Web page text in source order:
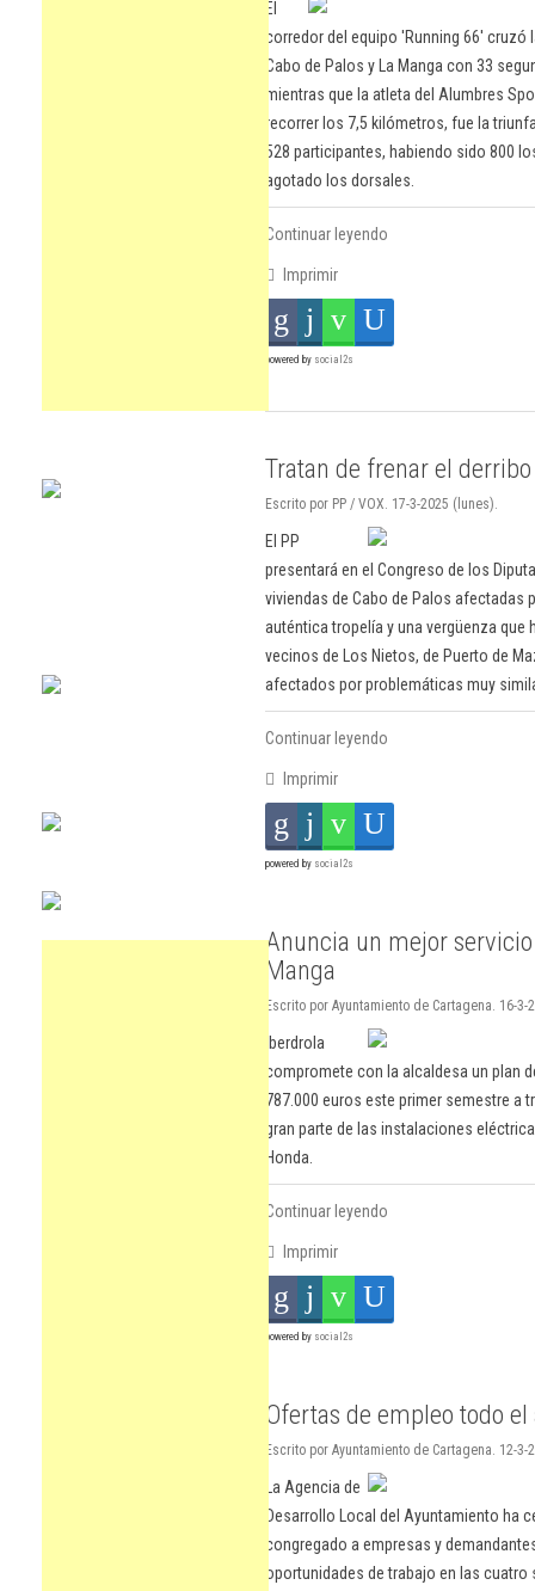
El
corredor del equipo 'Running 66'
Cabo de Palos y La Manga con 33
mientras que la atleta del Alumbres
recorrer los 7,5 kilómetros, fue la
528 participantes, habiendo sido 800
agotado los dorsales.
Continuar leyendo
Imprimir
powered by social2s
Tratan de frenar el
Escrito por PP / VOX. 17-3-2025 (lunes).
El PP
presentará en el Congreso de los
viviendas de Cabo de Palos afectadas
auténtica tropelía y una vergüenza que
vecinos de Los Nietos, de Puerto de
afectados por problemáticas muy
Continuar leyendo
Imprimir
powered by social2s
Anuncia un mejor
Manga
Escrito por Ayuntamiento de Cartagena. 16-
Iberdrola
compromete con la alcaldesa un plan
787.000 euros este primer semestre a
gran parte de las instalaciones
Honda.
Continuar leyendo
Imprimir
powered by social2s
Ofertas de empleo todo
Escrito por Ayuntamiento de Cartagena. 12-
La Agencia de
Desarrollo Local del Ayuntamiento ha
congregado a empresas y
oportunidades de trabajo en las